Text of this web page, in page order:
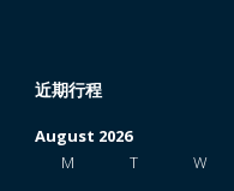
近期行程
August 2026
M
T W